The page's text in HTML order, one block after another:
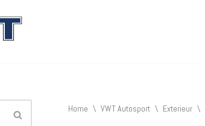
Home \ VWT Autosport \ Exterieur \